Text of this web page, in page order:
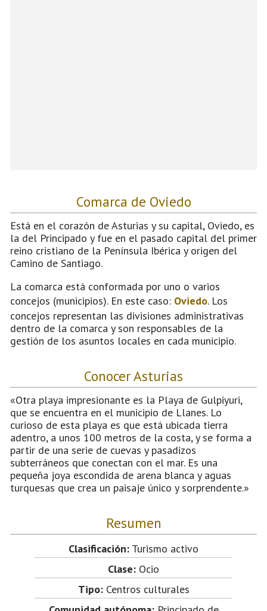
Comarca de Oviedo
Está en el corazón de Asturias y su capital, Oviedo, es
la del Principado y fue en el pasado capital del primer
reino cristiano de la Península Ibérica y origen del
Camino de Santiago.
La comarca está conformada por uno o varios
concejos (municipios). En este caso: Oviedo. Los
concejos representan las divisiones administrativas
dentro de la comarca y son responsables de la
gestión de los asuntos locales en cada municipio.
Conocer Asturias
«Otra playa impresionante es la Playa de Gulpiyuri,
que se encuentra en el municipio de Llanes. Lo
curioso de esta playa es que está ubicada tierra
adentro, a unos 100 metros de la costa, y se forma a
partir de una serie de cuevas y pasadizos
subterráneos que conectan con el mar. Es una
pequeña joya escondida de arena blanca y aguas
turquesas que crea un paisaje único y sorprendente.»
Resumen
Clasificación: Turismo activo
Clase: Ocio
Tipo:Centros culturales